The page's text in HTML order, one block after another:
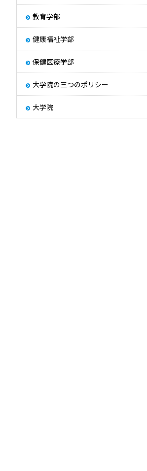
その他
教育学部
健康福祉学部
保健医療学部
大学院の三つのポリシー
大学院